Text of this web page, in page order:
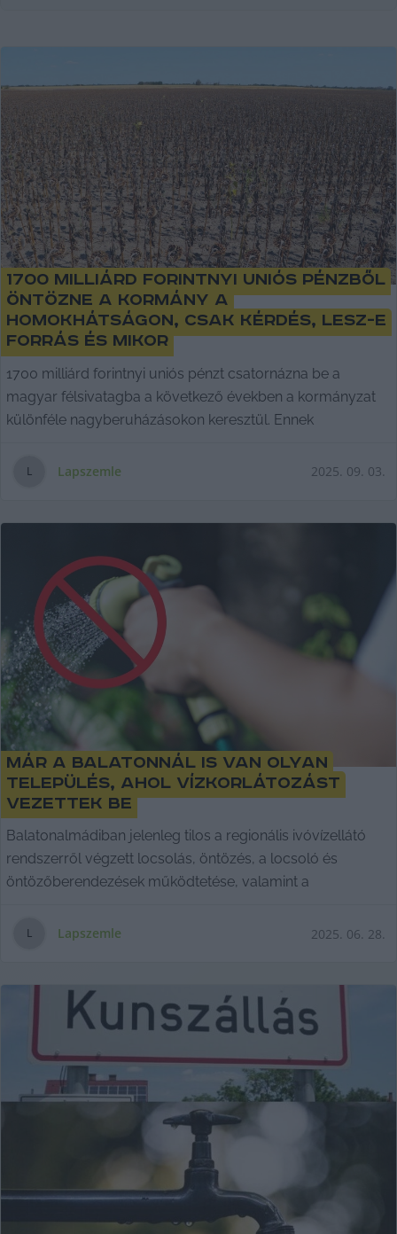
1700 milliárd forintnyi uniós pénzből
öntözne a kormány a
Homokhátságon, csak kérdés, lesz-e
forrás és mikor
1700 milliárd forintnyi uniós pénzt csatornázna be a
magyar félsivatagba a következő években a kormányzat
különféle nagyberuházásokon keresztül. Ennek
L Lapszemle 2025. 09. 03.
Már a Balatonnál is van olyan
település, ahol vízkorlátozást
vezettek be
Balatonalmádiban jelenleg tilos a regionális ivóvízellátó
rendszerről végzett locsolás, öntözés, a locsoló és
öntözőberendezések működtetése, valamint a
L Lapszemle 2025. 06. 28.